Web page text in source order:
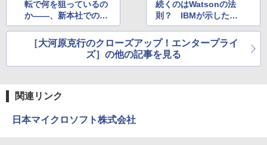
転で何を狙っているの
か――、新本社での取
り組みに見る“ビジネ
ス変革”
続くのはWatsonの法
則？ IBMが示した新
時代の戦略
［大河原克行のクローズアップ！エンタープライ
ズ］の他の記事を見る
関連リンク
日本マイクロソフト株式会社